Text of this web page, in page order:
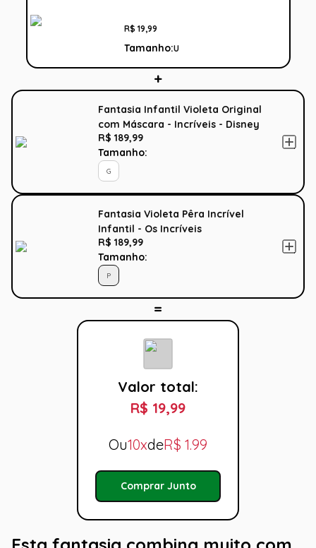
R$ 19,99
Tamanho:U
Fantasia Infantil Violeta Original
com Máscara - Incríveis - Disney
R$ 189,99
Tamanho:
G
Fantasia Violeta Pêra Incrível
Infantil - Os Incríveis
R$ 189,99
Tamanho:
P
Valor total:
R$ 19,99
Ou10xdeR$ 1.99
Comprar Junto